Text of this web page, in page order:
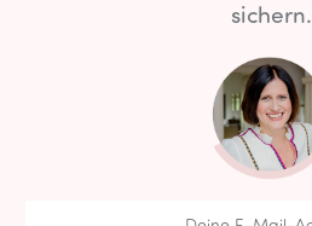
sichern.